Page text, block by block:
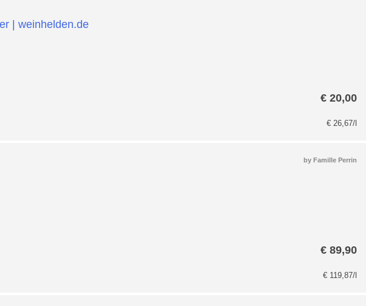
€20,00
€26,67/l
by Famille Perrin
€89,90
€119,87/l